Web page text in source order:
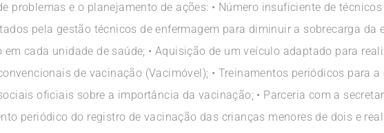
problemas e o planejamento de ações: • Número insuficiente de
pela gestão técnicos de enfermagem para diminuir a sobrecarga da
em cada unidade de saúde; • Aquisição de um veículo adaptado para
de vacinação (Vacimóvel); • Treinamentos periódicos para a
oficiais sobre a importância da vacinação; • Parceria com a
periódico do registro de vacinação das crianças menores de dois e